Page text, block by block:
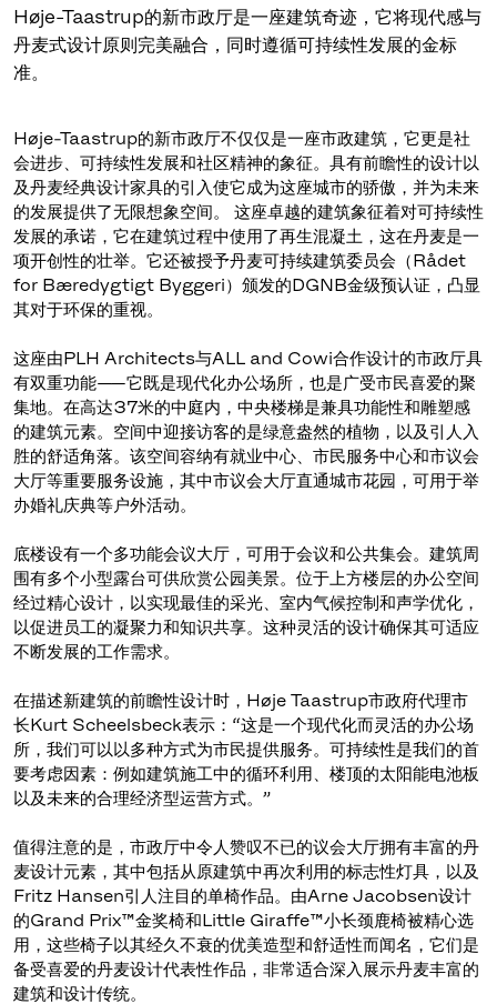
Høje-Taastrup的新市政厅是一座建筑奇迹，它将现代感与
丹麦式设计原则完美融合，同时遵循可持续性发展的金标
准。
Høje-Taastrup的新市政厅不仅仅是一座市政建筑，它更是社
会进步、可持续性发展和社区精神的象征。具有前瞻性的设计以
及丹麦经典设计家具的引入使它成为这座城市的骄傲，并为未来
的发展提供了无限想象空间。 这座卓越的建筑象征着对可持续性
发展的承诺，它在建筑过程中使用了再生混凝土，这在丹麦是一
项开创性的壮举。它还被授予丹麦可持续建筑委员会（Rådet
for Bæredygtigt Byggeri）颁发的DGNB金级预认证，凸显
其对于环保的重视。
这座由PLH Architects与ALL and Cowi合作设计的市政厅具
有双重功能——它既是现代化办公场所，也是广受市民喜爱的聚
集地。在高达37米的中庭内，中央楼梯是兼具功能性和雕塑感
的建筑元素。空间中迎接访客的是绿意盎然的植物，以及引人入
胜的舒适角落。该空间容纳有就业中心、市民服务中心和市议会
大厅等重要服务设施，其中市议会大厅直通城市花园，可用于举
办婚礼庆典等户外活动。
底楼设有一个多功能会议大厅，可用于会议和公共集会。建筑周
围有多个小型露台可供欣赏公园美景。位于上方楼层的办公空间
经过精心设计，以实现最佳的采光、室内气候控制和声学优化，
以促进员工的凝聚力和知识共享。这种灵活的设计确保其可适应
不断发展的工作需求。
在描述新建筑的前瞻性设计时，Høje Taastrup市政府代理市
长Kurt Scheelsbeck表示：“这是一个现代化而灵活的办公场
所，我们可以以多种方式为市民提供服务。可持续性是我们的首
要考虑因素：例如建筑施工中的循环利用、楼顶的太阳能电池板
以及未来的合理经济型运营方式。”
值得注意的是，市政厅中令人赞叹不已的议会大厅拥有丰富的丹
麦设计元素，其中包括从原建筑中再次利用的标志性灯具，以及
Fritz Hansen引人注目的单椅作品。由Arne Jacobsen设计
的Grand Prix™金奖椅和Little Giraffe™小长颈鹿椅被精心选
用，这些椅子以其经久不衰的优美造型和舒适性而闻名，它们是
备受喜爱的丹麦设计代表性作品，非常适合深入展示丹麦丰富的
建筑和设计传统。